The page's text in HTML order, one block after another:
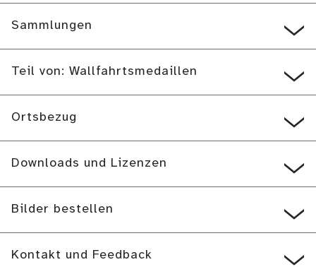
Sammlungen
Teil von: Wallfahrtsmedaillen
Ortsbezug
Downloads und Lizenzen
Bilder bestellen
Kontakt und Feedback